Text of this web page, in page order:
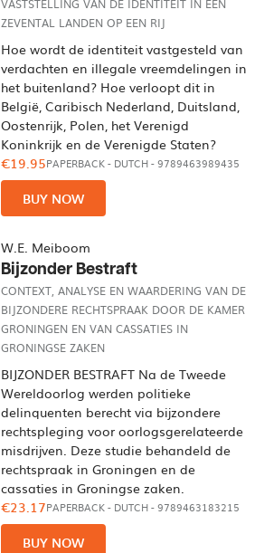
VASTSTELLING VAN DE IDENTITEIT IN EEN
ZEVENTAL LANDEN OP EEN RIJ
Hoe wordt de identiteit vastgesteld van
verdachten en illegale vreemdelingen in
het buitenland? Hoe verloopt dit in
België, Caribisch Nederland, Duitsland,
Oostenrijk, Polen, het Verenigd
Koninkrijk en de Verenigde Staten?
€19.95PAPERBACK- DUTCH- 9789463989435
BUY NOW
W.E. Meiboom
Bijzonder Bestraft
CONTEXT, ANALYSE EN WAARDERING VAN DE
BIJZONDERE RECHTSPRAAK DOOR DE KAMER
GRONINGEN EN VAN CASSATIES IN
GRONINGSE ZAKEN
BIJZONDER BESTRAFT Na de Tweede
Wereldoorlog werden politieke
delinquenten berecht via bijzondere
rechtspleging voor oorlogsgerelateerde
misdrijven. Deze studie behandeld de
rechtspraak in Groningen en de
cassaties in Groningse zaken.
€23.17PAPERBACK- DUTCH- 9789463183215
BUY NOW